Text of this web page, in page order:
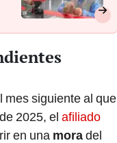
mes siguiente al que
2025, el afiliado
en una moradel